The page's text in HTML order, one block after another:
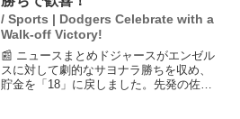
/ Sports | Dodgers Celebrate with a
Walk-off Victory!
📰 ニュースまとめドジャースがエンゼル
スに対して劇的なサヨナラ勝ちを収め、
貯金を「18」に戻しました。先発の佐々